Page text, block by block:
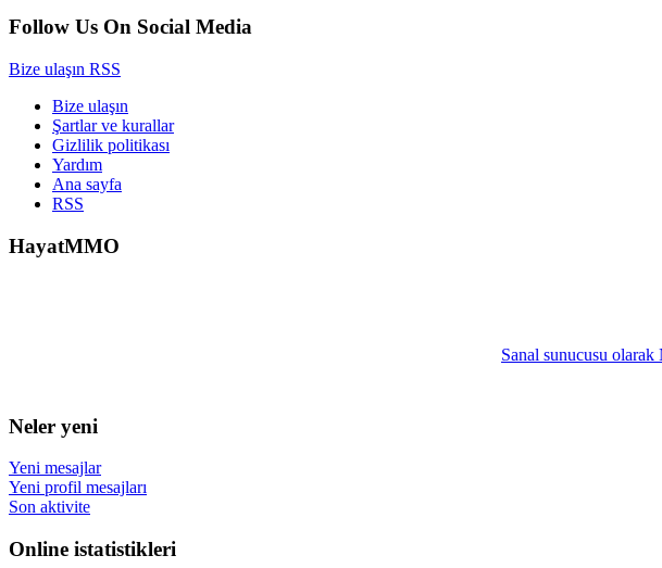
Follow Us On Social Media
Bize ulaşın RSS
Bize ulaşın
Şartlar ve kurallar
Gizlilik politikası
Yardım
Ana sayfa
RSS
HayatMMO
Sanal sunucusu
Neler yeni
Yeni mesajlar
Yeni profil mesajları
Son aktivite
Online istatistikleri